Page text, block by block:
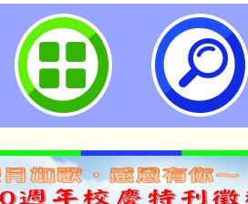
盟辦理115年「大
市區好人好事特別
楷模選拔」，如附
中學